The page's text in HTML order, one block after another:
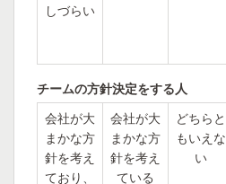
しづらい
チームの方針決定をする人
会社が大
まかな方
針を考え
ており、
会社が大
まかな方
針を考え
ている
どちらと
もいえな
い